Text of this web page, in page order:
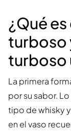
¿Qué
turboso
turboso
La primera
por su sabor.
tipo de whisky y
en el vaso